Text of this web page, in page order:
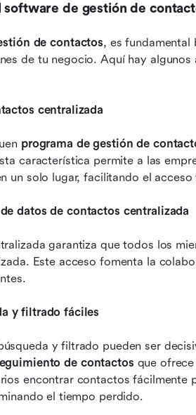
de gestión de
de contactos, es fundamental
de tu negocio. Aquí hay
centralizada
programa de gestión de
característica permite a las
un solo lugar, facilitando el
datos de contactos centralizada
garantiza que todos los
Este acceso fomenta la
y filtrado fáciles
y filtrado pueden ser
de contactos que
encontrar contactos
el tiempo perdido.